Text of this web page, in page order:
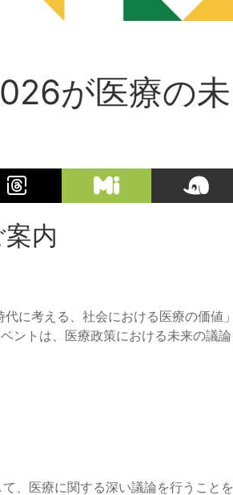
が医療の未
内
に考える、社会における医療の価値」
ントは、医療政策における未来の議論
、医療に関する深い議論を行うことを